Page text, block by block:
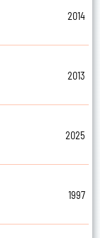
2014
2013
2025
1997